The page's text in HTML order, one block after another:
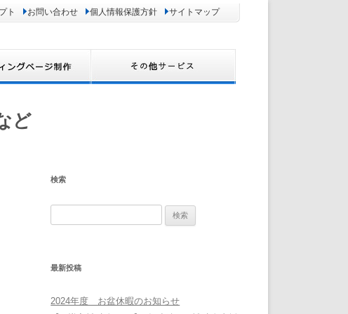
ト お問い合わせ 個人情報保護方針 サイトマップ
ど
検索
最新投稿
2024年度 お盆休暇のお知らせ